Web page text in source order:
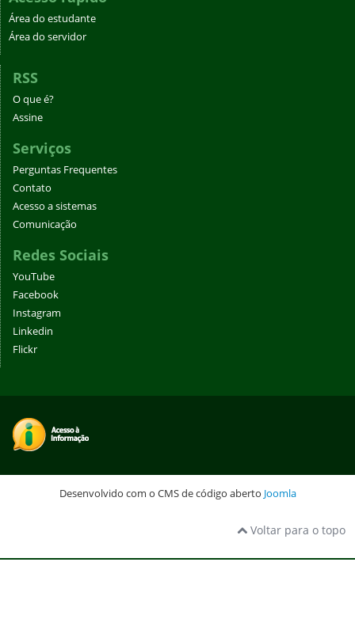
Área do estudante
Área do servidor
RSS
O que é?
Assine
Serviços
Perguntas Frequentes
Contato
Acesso a sistemas
Comunicação
Redes Sociais
YouTube
Facebook
Instagram
Linkedin
Flickr
Desenvolvido com o CMS de código aberto Joomla
Voltar para o topo